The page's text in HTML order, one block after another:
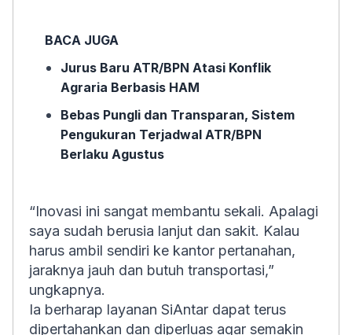
BACA JUGA
Jurus Baru ATR/BPN Atasi Konflik
Agraria Berbasis HAM
Bebas Pungli dan Transparan, Sistem
Pengukuran Terjadwal ATR/BPN
Berlaku Agustus
“Inovasi ini sangat membantu sekali. Apalagi
saya sudah berusia lanjut dan sakit. Kalau
harus ambil sendiri ke kantor pertanahan,
jaraknya jauh dan butuh transportasi,”
ungkapnya.
Ia berharap layanan SiAntar dapat terus
dipertahankan dan diperluas agar semakin